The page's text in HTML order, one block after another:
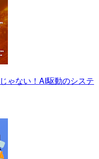
ゃない！AI駆動のシステ